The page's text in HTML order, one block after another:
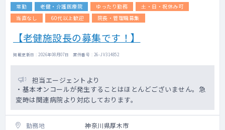
常勤 老健・介護医療院 ゆったり勤務
土・日・祝休み可
当直なし
60代以上歓迎 院長・管理職募集
【老健施設長の募集です！】
掲載更新日 : 2026年08月07日 案件番号 : 26-JV314852
担当エージェントより
・基本オンコールが発生することはほとんどございません。急
変時は関連病院より対応しております。
勤務地 神奈川県厚木市